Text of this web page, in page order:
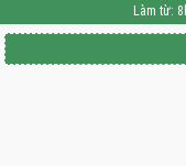
Làm từ: